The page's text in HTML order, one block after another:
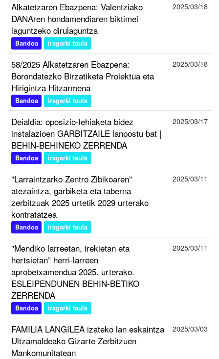
Alkatetzaren Ebazpena: Valentziako
DANAren hondamendiaren biktimei
laguntzeko dirulaguntza
Bandoa iragarki taula
2025/03/18
58/2025 Alkatetzaren Ebazpena:
Borondatezko Birzatiketa Proiektua eta
Hirigintza Hitzarmena
Bandoa iragarki taula
2025/03/18
Deialdia: oposizio-lehiaketa bidez
instalazioen GARBITZAILE lanpostu bat |
BEHIN-BEHINEKO ZERRENDA
Bandoa iragarki taula
2025/03/17
"Larraintzarko Zentro Zibikoaren"
atezaintza, garbiketa eta taberna
zerbitzuak 2025 urtetik 2029 urterako
kontratatzea
Bandoa iragarki taula
2025/03/11
"Mendiko larreetan, irekietan eta
hertsietan” herri-larreen
aprobetxamendua 2025. urterako.
ESLEIPENDUNEN BEHIN-BETIKO
ZERRENDA
Bandoa iragarki taula
2025/03/11
FAMILIA LANGILEA izateko lan eskaintza
Ultzamaldeako Gizarte Zerbitzuen
Mankomunitatean
2025/03/03